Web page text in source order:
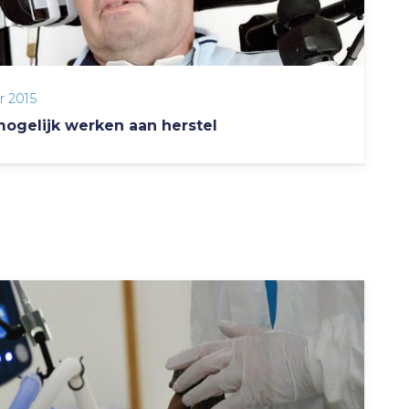
2015
werken aan herstel